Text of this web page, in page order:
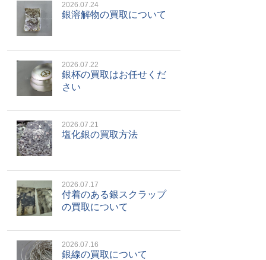
2026.07.24
銀溶解物の買取について
2026.07.22
銀杯の買取はお任せくだ
さい
2026.07.21
塩化銀の買取方法
2026.07.17
付着のある銀スクラップ
の買取について
2026.07.16
銀線の買取について